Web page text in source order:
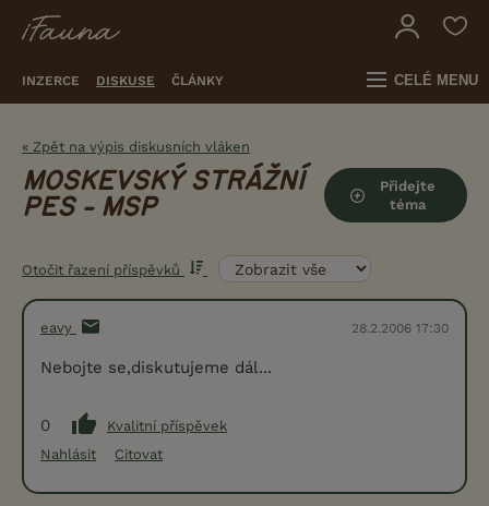
INZERCE DISKUSE ČLÁNKY CELÉ MENU
« Zpět na výpis diskusních vláken
MOSKEVSKÝ STRÁŽNÍ
PES - MSP
Přidejte
téma
Otočit řazení příspěvků
eavy 28.2.2006 17:30
Nebojte se,diskutujeme dál...
0
Kvalitní příspěvek
Nahlásit
Citovat